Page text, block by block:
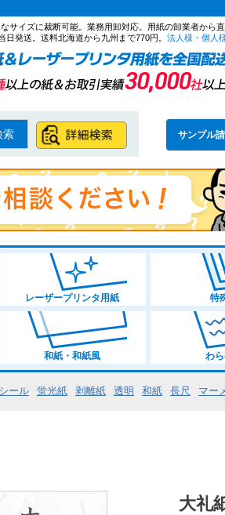
サイズに裁断可能。業務用卸対応。用紙の卸業者から直
日発送。送料北海道から九州まで770円。 法人様・個人
サンプル
索
レーザープリンタ用紙 特
和紙・和紙風 わ
ール 蛍光紙 剥離紙 透明 和紙 長尺 マー
大礼